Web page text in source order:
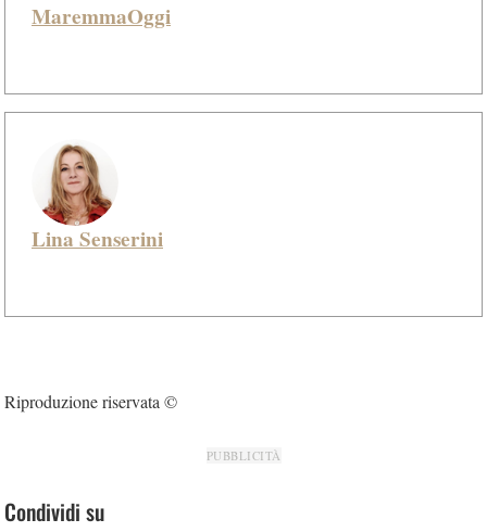
MaremmaOggi
Lina Senserini
Riproduzione riservata ©
PUBBLICITÀ
Condividi su